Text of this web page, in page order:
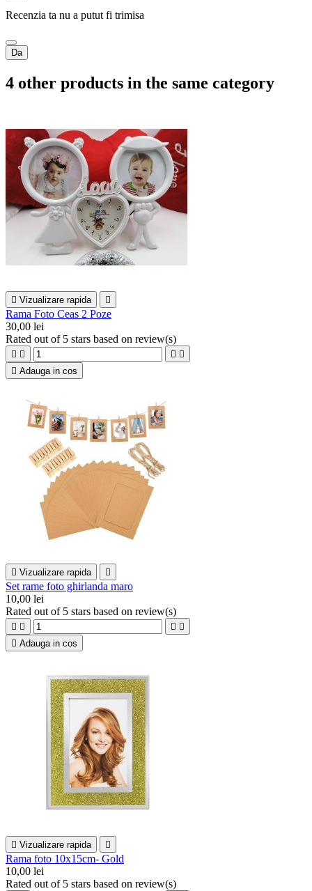
Recenzia ta nu a putut fi trimisa
Da
4 other products in the same category
 Vizualizare rapida 
Rama Foto Ceas 2 Poze
30,00 lei
Rated out of 5 stars based on review(s)
   
 Adauga in cos
 Vizualizare rapida 
Set rame foto ghirlanda maro
10,00 lei
Rated out of 5 stars based on review(s)
   
 Adauga in cos
 Vizualizare rapida 
Rama foto 10x15cm- Gold
10,00 lei
Rated out of 5 stars based on review(s)